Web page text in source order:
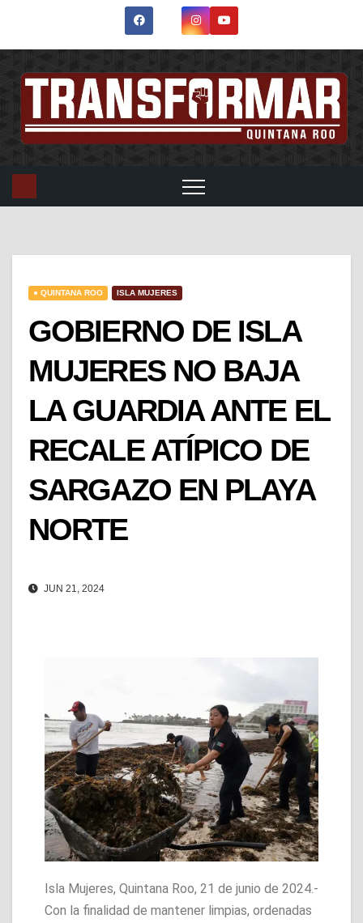
● QUINTANA ROO ISLA MUJERES
GOBIERNO DE ISLA
MUJERES NO BAJA
LA GUARDIA ANTE EL
RECALE ATÍPICO DE
SARGAZO EN PLAYA
NORTE
JUN 21, 2024
Isla Mujeres, Quintana Roo, 21 de junio de 2024.-
Con la finalidad de mantener limpias, ordenadas